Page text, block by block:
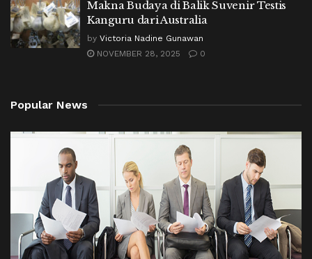
Makna Budaya di Balik Suvenir Testis
Kanguru dari Australia
by Victoria Nadine Gunawan
NOVEMBER 28, 2025
0
Popular News